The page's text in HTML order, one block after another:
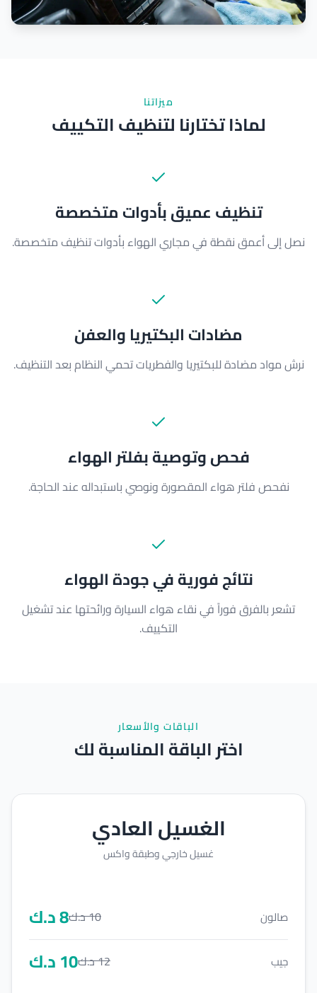
ميزاتنا
لماذا تختارنا لتنظيف التكييف
تنظيف عميق بأدوات متخصصة
نصل إلى أعمق نقطة في مجاري الهواء بأدوات تنظيف متخصصة.
مضادات البكتيريا والعفن
نرش مواد مضادة للبكتيريا والفطريات تحمي النظام بعد التنظيف.
فحص وتوصية بفلتر الهواء
نفحص فلتر هواء المقصورة ونوصي باستبداله عند الحاجة.
نتائج فورية في جودة الهواء
تشعر بالفرق فوراً في نقاء هواء السيارة ورائحتها عند تشغيل
التكييف.
الباقات والأسعار
اختر الباقة المناسبة لك
الغسيل العادي
غسيل خارجي وطبقة واكس
صالون 10د.ك8د.ك
جيب 12د.ك10د.ك